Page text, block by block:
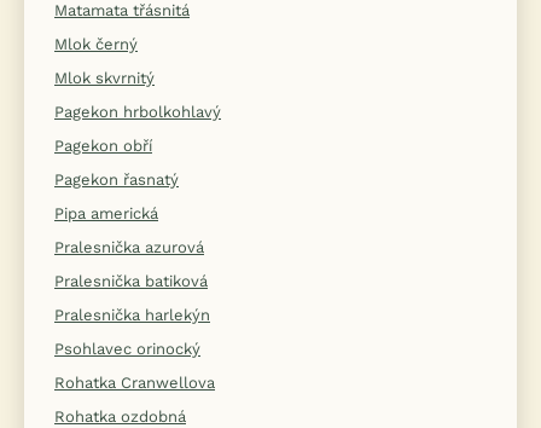
Matamata třásnitá
Mlok černý
Mlok skvrnitý
Pagekon hrbolkohlavý
Pagekon obří
Pagekon řasnatý
Pipa americká
Pralesnička azurová
Pralesnička batiková
Pralesnička harlekýn
Psohlavec orinocký
Rohatka Cranwellova
Rohatka ozdobná